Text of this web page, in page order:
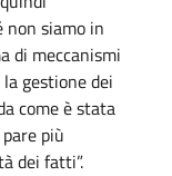
non siamo in
di meccanismi
gestione dei
come è stata
più
dei fatti”.